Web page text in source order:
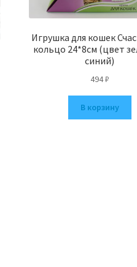
Игрушка для кошек
кольцо 24*8см (цвет
синий)
494₽
В корзину